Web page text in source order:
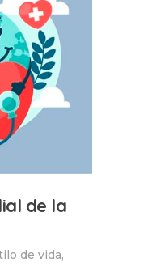
de la
de vida,